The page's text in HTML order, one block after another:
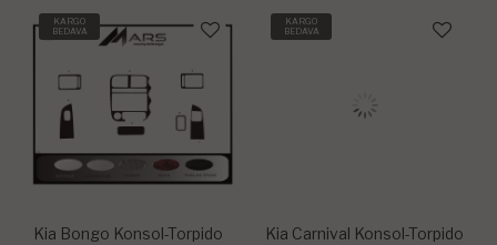
KARGO
BEDAVA
Kia Bongo Konsol-Torpido
KARGO
BEDAVA
Kia Carnival Konsol-Torpido